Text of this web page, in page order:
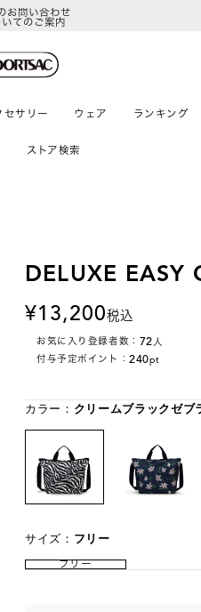
お問い合わせ
てのご案内
セサリー ウェア ランキング
ストア検索
DELUXE EASY
13,200税込
お気に入り登録者数： 72人
付与予定ポイント：240pt
カラー： クリームブラックゼブ
サイズ： フリー
フリー